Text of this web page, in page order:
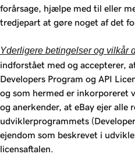
forårsage, hjælpe med til eller
tredjepart at gøre noget af det
Yderligere betingelser og vilkår
indforstået med og accepterer,
Developers Program og API
og som hermed er inkorporeret
og anerkender, at eBay ejer alle
udviklerprogrammets
ejendom som beskrevet i
licensaftalen.